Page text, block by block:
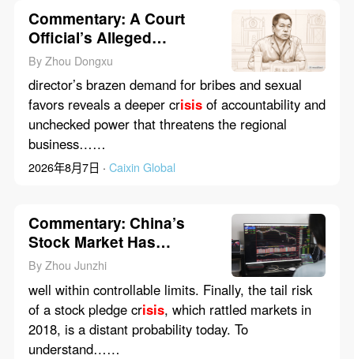
Commentary: A Court
Official’s Alleged
Extortion Raises
Questions About
Accountability
By Zhou Dongxu
director’s brazen demand for bribes and sexual
favors reveals a deeper crisisof accountability and
unchecked power that threatens the regional
business……
2026年8月7日 · Caixin Global
Commentary: China’s
Stock Market Has
Weathered the
Deleveraging Storm
By Zhou Junzhi
well within controllable limits. Finally, the tail risk
of a stock pledge crisis, which rattled markets in
2018, is a distant probability today. To
understand……